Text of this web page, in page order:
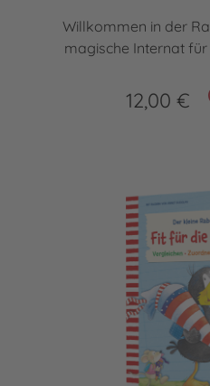
Willkommen in der
magische Internat für
12,00 €